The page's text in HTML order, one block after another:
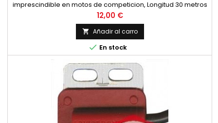
imprescindible en motos de competicion, Longitud 30 metros
y diametro 0.8 mm.
Precio
12,00 €
 Añadir al carro
 En stock